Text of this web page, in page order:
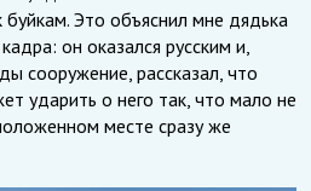
Это объяснил мне дядька
он оказался русским и,
сооружение, рассказал, что
ударить о него так, что мало не
месте сразу же